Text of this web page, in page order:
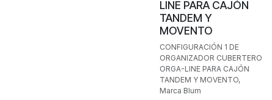
LINE PARA CAJÓN
TANDEM Y
MOVENTO
CONFIGURACIÓN 1 DE
ORGANIZADOR CUBERTERO
ORGA-LINE PARA CAJÓN
TANDEM Y MOVENTO,
Marca Blum